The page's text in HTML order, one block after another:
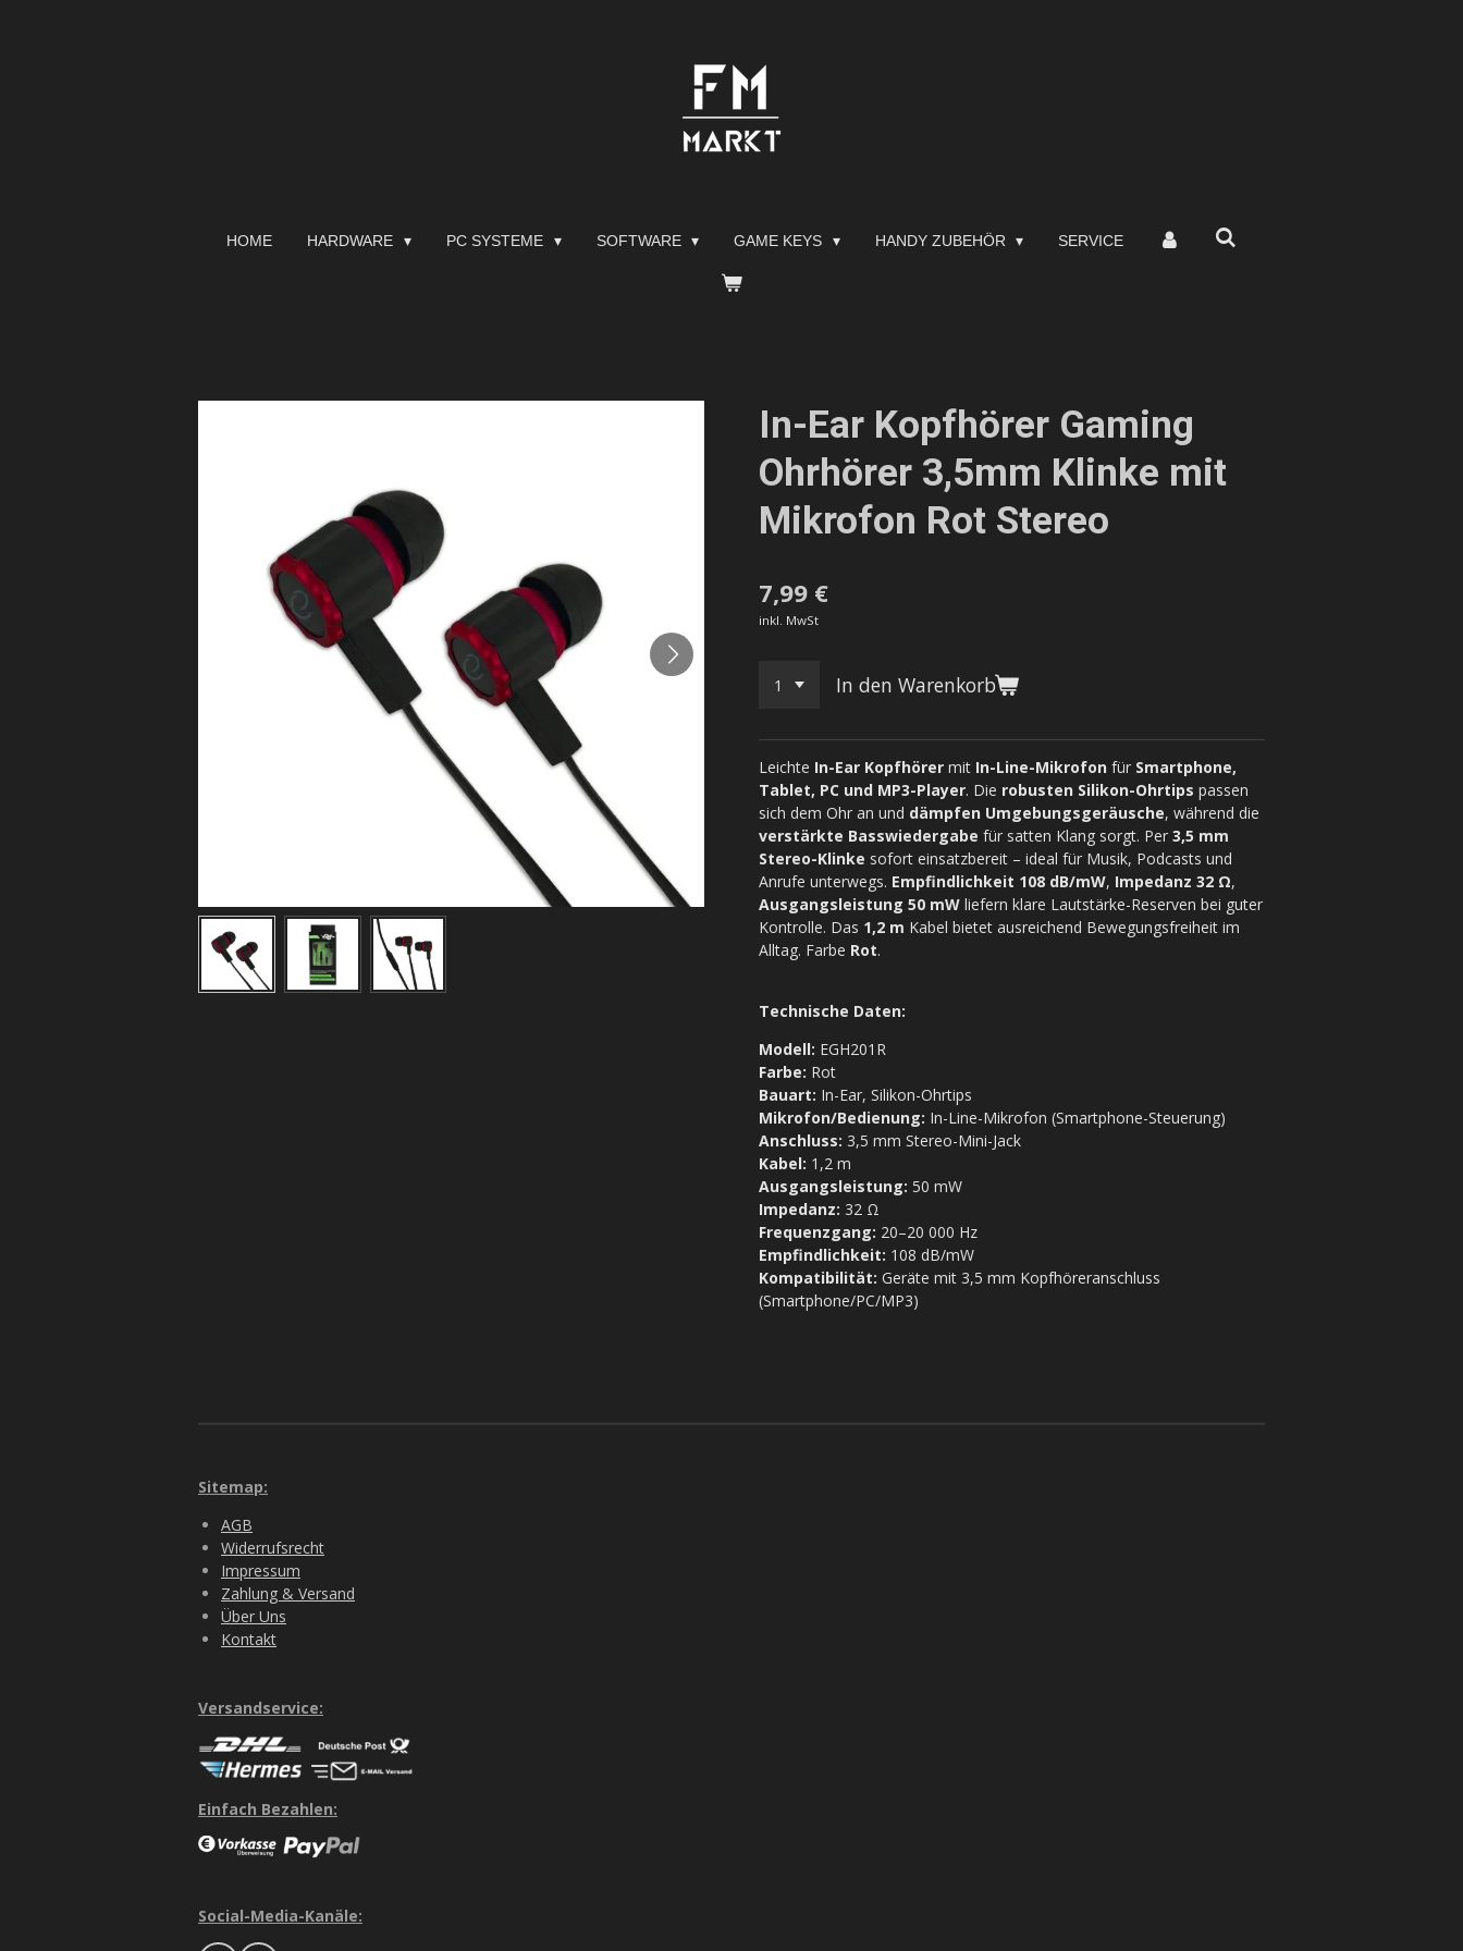
HOME HARDWARE PC SYSTEME SOFTWARE GAME KEYS HANDY ZUBEHÖR SERVICE
In-Ear Kopfhörer Gaming
Ohrhörer 3,5mm Klinke mit
Mikrofon Rot Stereo
7,99 €
inkl. MwSt
In den Warenkorb
Leichte In-Ear Kopfhörer mit In-Line-Mikrofon für Smartphone,
Tablet, PC und MP3-Player. Die robusten Silikon-Ohrtips passen
sich dem Ohr an und dämpfen Umgebungsgeräusche, während die
verstärkte Basswiedergabe für satten Klang sorgt. Per 3,5 mm
Stereo-Klinke sofort einsatzbereit – ideal für Musik, Podcasts und
Anrufe unterwegs. Empfindlichkeit 108 dB/mW, Impedanz 32 Ω,
Ausgangsleistung 50 mW liefern klare Lautstärke-Reserven bei guter
Kontrolle. Das 1,2 m Kabel bietet ausreichend Bewegungsfreiheit im
Alltag. Farbe Rot.
Technische Daten:
Modell: EGH201R
Farbe: Rot
Bauart: In-Ear, Silikon-Ohrtips
Mikrofon/Bedienung: In-Line-Mikrofon (Smartphone-Steuerung)
Anschluss: 3,5 mm Stereo-Mini-Jack
Kabel: 1,2 m
Ausgangsleistung: 50 mW
Impedanz: 32 Ω
Frequenzgang: 20–20 000 Hz
Empfindlichkeit: 108 dB/mW
Kompatibilität: Geräte mit 3,5 mm Kopfhöreranschluss
(Smartphone/PC/MP3)
Sitemap:
AGB
Widerrufsrecht
Impressum
Zahlung & Versand
Über Uns
Kontakt
Versandservice:
Einfach Bezahlen:
Social-Media-Kanäle: